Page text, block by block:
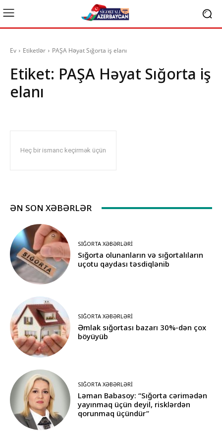
Ev Etiketlər PAŞA Həyat Sığorta iş elanı
Etiket: PAŞA Həyat Sığorta iş
elanı
Heç bir ismarıc keçirmək üçün
ƏN SON XƏBƏRLƏR
SIĞORTA XƏBƏRLƏRI
Sığorta olunanların və sığortalıların
uçotu qaydası təsdiqlənib
SIĞORTA XƏBƏRLƏRI
Əmlak sığortası bazarı 30%-dən çox
böyüyüb
SIĞORTA XƏBƏRLƏRI
Ləman Babasoy: “Sığorta cərimədən
yayınmaq üçün deyil, risklərdən
qorunmaq üçündür”